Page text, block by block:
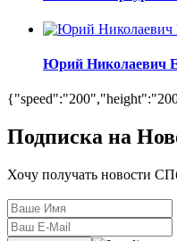
Юрий Николаевич
Подписка на
Хочу получать новости